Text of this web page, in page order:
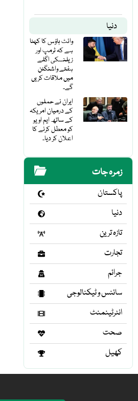
دنیا
وائٹ ہاؤس کا کہنا
ہے کہ ٹرمپ اور
زیلنسکی اگلے
ہفتے واشنگٹن
میں ملاقات کریں
گے۔
ایران نے حملوں
کے درمیان امریکہ
کے ساتھ ایم او یو
کو معطل کرنے کا
اعلان کر دیا۔
زمرہ جات
پاکستان
دنیا
تازہ ترین
تجارت
جرائم
سائنس و ٹیکنالوجی
انٹرٹینمنٹ
صحت
کھیل